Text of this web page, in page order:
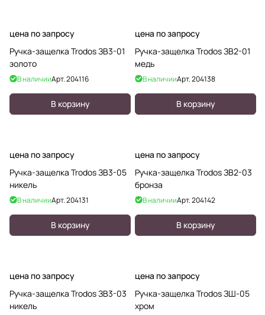
цена по запросу
Ручка-защелка Trodos ЗВ3-01
золото
В наличииАрт.204116
В корзину
цена по запросу
Ручка-защелка Trodos ЗВ2-01
медь
В наличииАрт.204138
В корзину
цена по запросу
Ручка-защелка Trodos ЗВ3-05
никель
В наличииАрт.204131
В корзину
цена по запросу
Ручка-защелка Trodos ЗВ2-03
бронза
В наличииАрт.204142
В корзину
цена по запросу
Ручка-защелка Trodos ЗВ3-03
никель
цена по запросу
Ручка-защелка Trodos ЗШ-05
хром